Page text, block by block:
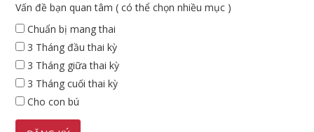
Vấn đề bạn quan tâm ( có thể chọn nhiều mục )
Chuẩn bị mang thai
3 Tháng đầu thai kỳ
3 Tháng giữa thai kỳ
3 Tháng cuối thai kỳ
Cho con bú